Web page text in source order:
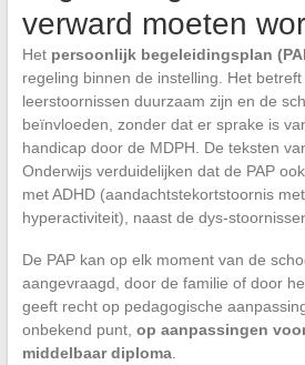
verward moeten
Het persoonlijk begeleidingsplan
regeling binnen de instelling. Het
leerstoornissen duurzaam zijn en de
beïnvloeden, zonder dat er sprake is
handicap door de MDPH. De teksten
Onderwijs verduidelijken dat de PAP
met ADHD (aandachtstekortstoornis
hyperactiviteit), naast de dys-
De PAP kan op elk moment van de
aangevraagd, door de familie of door
geeft recht op pedagogische
onbekend punt, op aanpassingen
middelbaar diploma.